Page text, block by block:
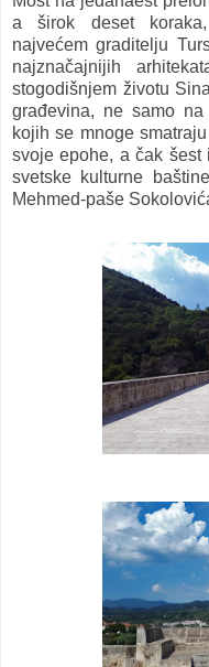
a širok deset
najvećem graditelju
najznačajnijih
stogodišnjem životu
građevina, ne samo
kojih se mnoge
svoje epohe, a čak šest
svetske kulturne
Mehmed-paše